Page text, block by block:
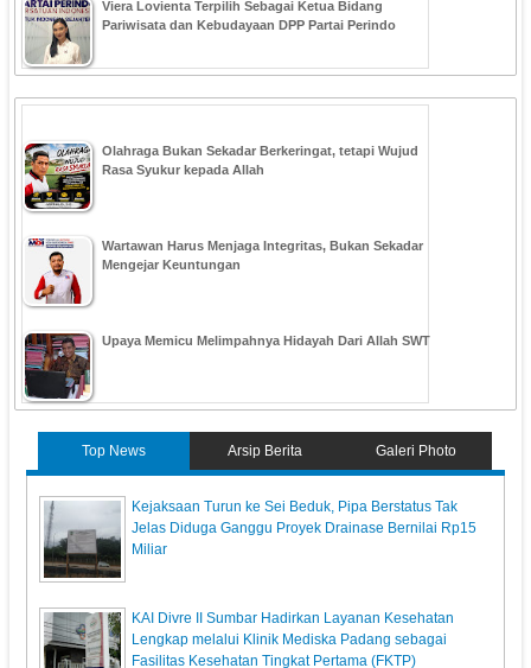
Viera Lovienta Terpilih Sebagai Ketua Bidang
Pariwisata dan Kebudayaan DPP Partai Perindo
Olahraga Bukan Sekadar Berkeringat, tetapi Wujud
Rasa Syukur kepada Allah
Wartawan Harus Menjaga Integritas, Bukan Sekadar
Mengejar Keuntungan
Upaya Memicu Melimpahnya Hidayah Dari Allah SWT
Top News Arsip Berita Galeri Photo
Kejaksaan Turun ke Sei Beduk, Pipa Berstatus Tak
Jelas Diduga Ganggu Proyek Drainase Bernilai Rp15
Miliar
KAI Divre II Sumbar Hadirkan Layanan Kesehatan
Lengkap melalui Klinik Mediska Padang sebagai
Fasilitas Kesehatan Tingkat Pertama (FKTP)